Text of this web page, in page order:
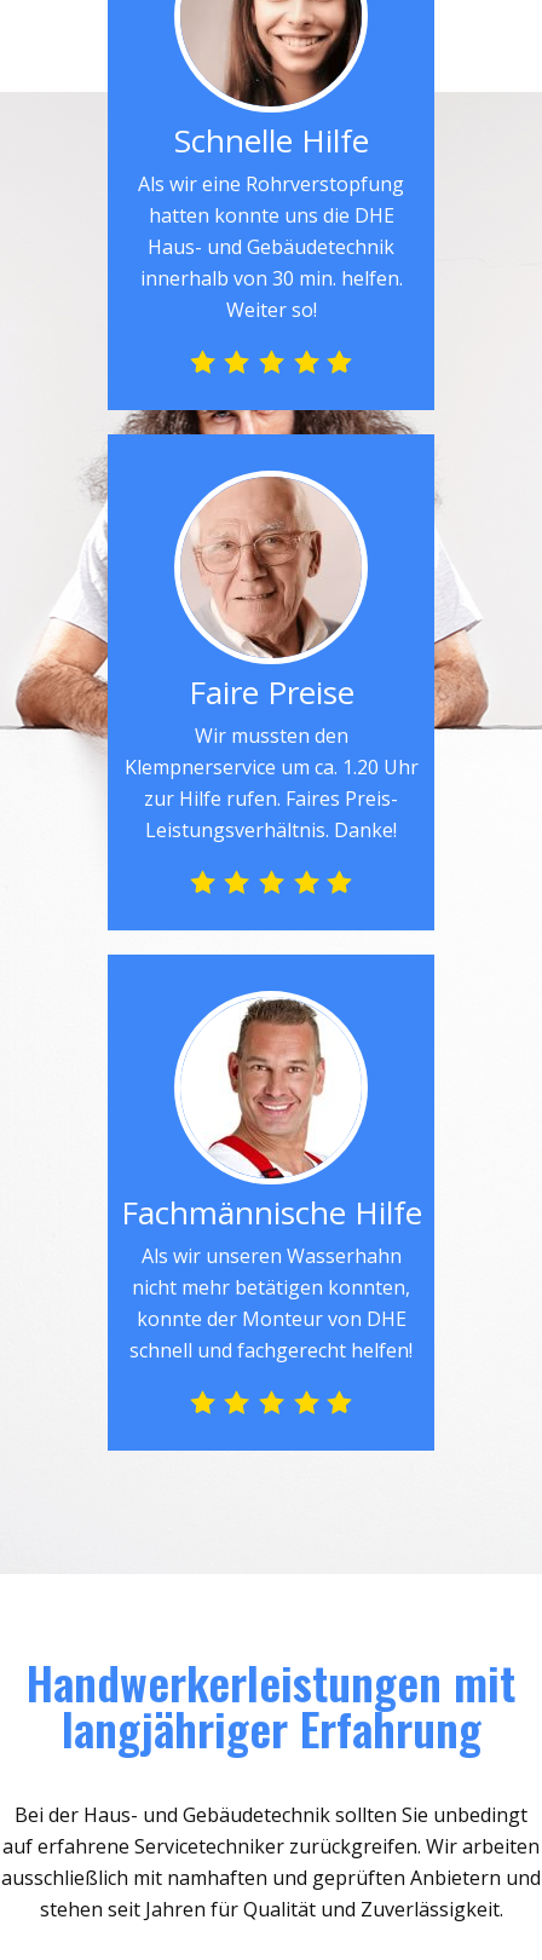
Schnelle Hilfe
Als wir eine Rohrverstopfung
hatten konnte uns die DHE
Haus- und Gebäudetechnik
innerhalb von 30 min. helfen.
Weiter so!
Faire Preise
Wir mussten den
Klempnerservice um ca. 1.20 Uhr
zur Hilfe rufen. Faires Preis-
Leistungsverhältnis. Danke!
Fachmännische Hilfe
Als wir unseren Wasserhahn
nicht mehr betätigen konnten,
konnte der Monteur von DHE
schnell und fachgerecht helfen!
Handwerkerleistungen mit
langjähriger Erfahrung
Bei der Haus- und Gebäudetechnik sollten Sie unbedingt
auf erfahrene Servicetechniker zurückgreifen. Wir arbeiten
ausschließlich mit namhaften und geprüften Anbietern und
stehen seit Jahren für Qualität und Zuverlässigkeit.